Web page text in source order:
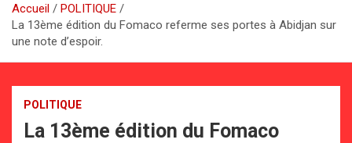
Accueil
POLITIQUE
La 13ème édition du Fomaco referme ses portes à Abidjan sur
une note d’espoir.
POLITIQUE
La 13ème édition du Fomaco